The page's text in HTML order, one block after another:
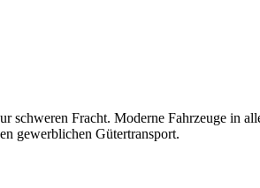
Fracht. Moderne Fahrzeuge in
gewerblichen Gütertransport.